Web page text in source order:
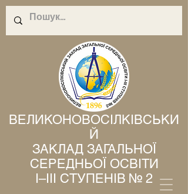
ВЕЛИКОНОВОСІЛКІВСЬКИ
Й
ЗАКЛАД ЗАГАЛЬНОЇ
СЕРЕДНЬОЇ ОСВІТИ
І–ІІІ СТУПЕНІВ № 2